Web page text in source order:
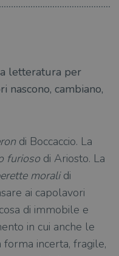
letteratura per
nascono, cambiano,
di Boccaccio. La
furioso di Ariosto. La
moralidi
ai capolavori
di immobile e
in cui anche le
incerta, fragile,